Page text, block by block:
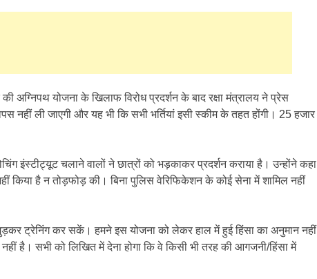
अग्निपथ योजना के खिलाफ विरोध प्रदर्शन के बाद रक्षा मंत्रालय ने प्रेस
नहीं ली जाएगी और यह भी कि सभी भर्तियां इसी स्कीम के तहत होंगी। 25 हजार
इंस्टीट्यूट चलाने वालों ने छात्रों को भड़काकर प्रदर्शन कराया है। उन्होंने कहा
किया है न तोड़फोड़ की। बिना पुलिस वेरिफिकेशन के कोई सेना में शामिल नहीं
ट्रेनिंग कर सकें। हमने इस योजना को लेकर हाल में हुई हिंसा का अनुमान नहीं
है। सभी को लिखित में देना होगा कि वे किसी भी तरह की आगजनी/हिंसा में